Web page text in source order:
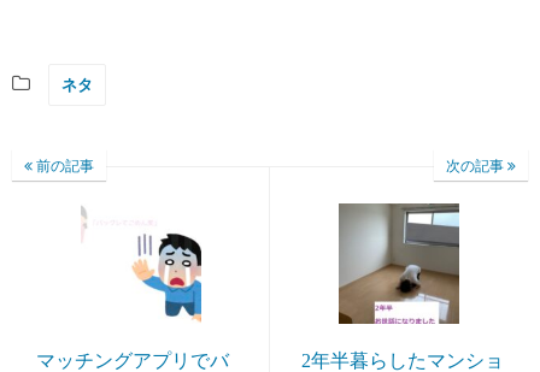
ネタ
前の記事
マッチングアプリでバ
次の記事
2年半暮らしたマンショ